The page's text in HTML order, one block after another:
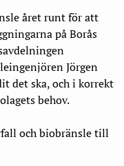
året runt för att
på Borås
Jörgen
det ska, och i korrekt
behov.
och biobränsle till